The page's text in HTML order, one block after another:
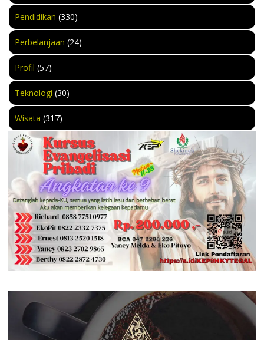
Pendidikan (330)
Perbelanjaan (24)
Profil (57)
Teknologi (30)
Wisata (317)